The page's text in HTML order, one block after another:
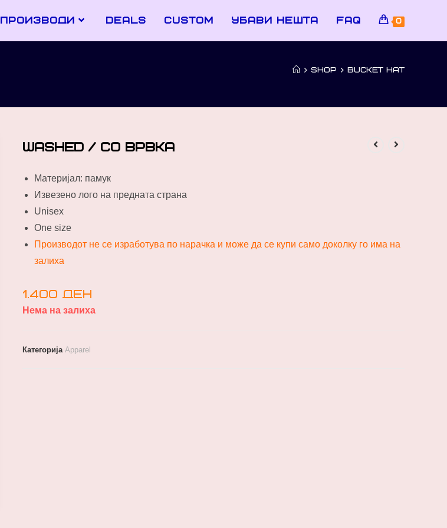
производи deals custom убави нешта faq 0
> SHOP > BUCKET HAT
WASHED / со врвка
Материјал: памук
Извезено лого на предната страна
Unisex
One size
Производот не се изработува по нарачка и може да се купи само доколку го има на
залиха
1.400 ден
Нема на залиха
Категорија Apparel